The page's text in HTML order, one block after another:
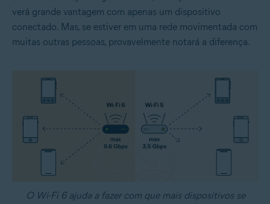
verá grande vantagem com apenas um dispositivo
conectado. Mas, se estiver em uma rede movimentada com
muitas outras pessoas, provavelmente notará a diferença.
O Wi-Fi 6 ajuda a fazer com que mais dispositivos se